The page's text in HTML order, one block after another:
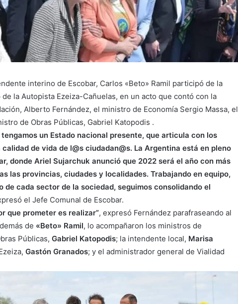
interino de Escobar, Carlos «Beto» Ramil participó de la
la Autopista Ezeiza-Cañuelas, en un acto que contó con la
Alberto Fernández, el ministro de Economía Sergio Massa, el
de Obras Públicas, Gabriel Katopodis .
un Estado nacional presente, que articula con los
de vida de l@s ciudadan@s. La Argentina está en pleno
donde Ariel Sujarchuk anunció que 2022 será el año con más
las provincias, ciudades y localidades. Trabajando en equipo,
de cada sector de la sociedad, seguimos consolidando el
el Jefe Comunal de Escobar.
que prometer es realizar”, expresó Fernández parafraseando al
de «Beto» Ramil, lo acompañaron los ministros de
Públicas, Gabriel Katopodis; la intendente local, Marisa
Gastón Granados; y el administrador general de Vialidad